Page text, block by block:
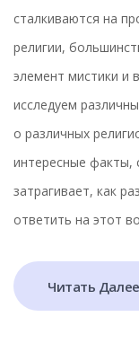
сталкиваются на
религии,
элемент мистики и
исследуем
о различных
интересные факты,
затрагивает, как
ответить на этот
Читать Далее